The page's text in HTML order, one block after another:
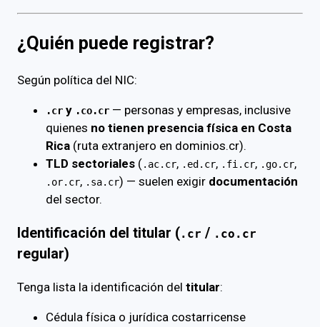
¿Quién puede registrar?
Según política del NIC:
.cr y .co.cr — personas y empresas, inclusive
quienes no tienen presencia física en Costa
Rica (ruta extranjero en dominios.cr).
TLD sectoriales (.ac.cr, .ed.cr, .fi.cr, .go.cr,
.or.cr, .sa.cr) — suelen exigir documentación
del sector.
Identificación del titular (.cr / .co.cr
regular)
Tenga lista la identificación del titular:
Cédula física o jurídica costarricense